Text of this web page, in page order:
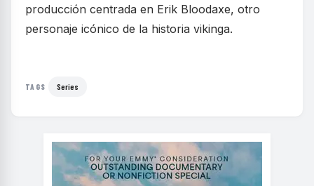
producción centrada en Erik Bloodaxe, otro
personaje icónico de la historia vikinga.
TAGS Series